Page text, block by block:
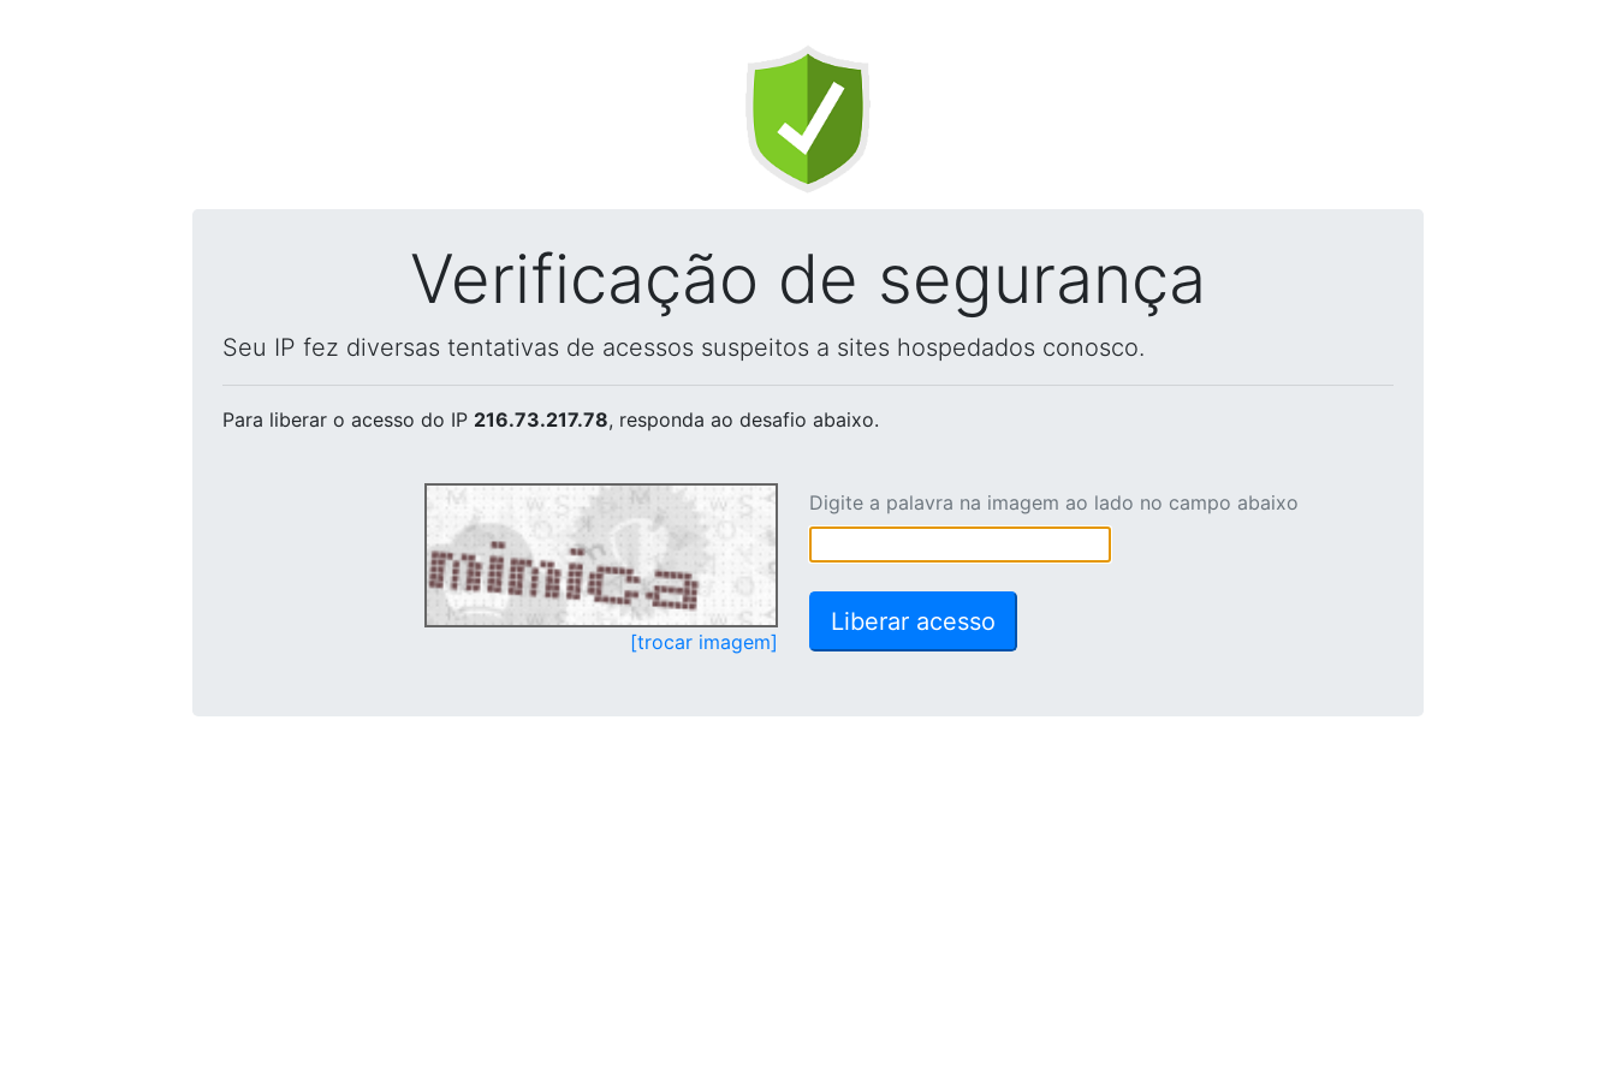
Verificação de segurança
Seu IP fez diversas tentativas de acessos suspeitos a sites hospedados conosco.
Para liberar o acesso do IP 216.73.217.78, responda ao desafio abaixo.
[trocar imagem]
Digite a palavra na imagem ao lado no campo abaixo